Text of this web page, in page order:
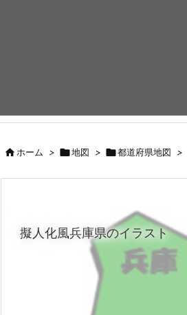
ホーム > 地図 > 都道府県地図 >
擬人化風兵庫県のイラスト